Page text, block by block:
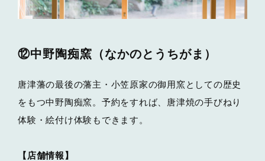
⑫中野陶痴窯（なかのとうちがま）
唐津藩の最後の藩主・小笠原家の御用窯としての歴史
をもつ中野陶痴窯。予約をすれば、唐津焼の手びねり
体験・絵付け体験もできます。
【店舗情報】